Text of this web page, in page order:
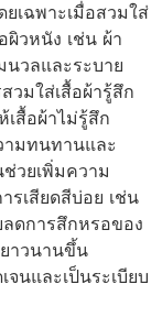
เฉพาะเมื่อสวมใส่
ผิวหนัง เช่น ผ้า
นวลและระบาย
วมใส่เสื้อผ้ารู้สึก
สื้อผ้าไม่รู้สึก
ามทนทานและ
ช่วยเพิ่มความ
รเสียดสีบ่อย เช่น
ดการสึกหรอของ
าวนานขึ้น
นและเป็นระเบียบ